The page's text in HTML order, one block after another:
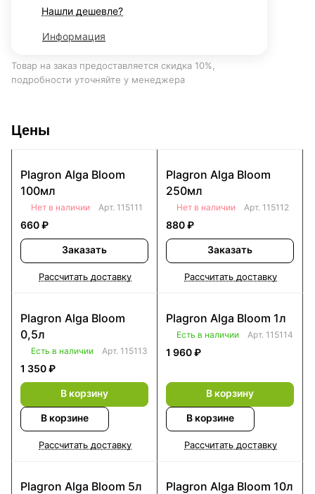
Нашли дешевле?
Информация
Товар на заказ предоставляется скидка 10%,
подробности уточняйте у менеджера
Цены
Plagron Alga Bloom
100мл
Нет в наличии Арт. 115111
660 ₽
Заказать
Рассчитать доставку
Plagron Alga Bloom
250мл
Нет в наличии Арт. 115112
880 ₽
Заказать
Рассчитать доставку
Plagron Alga Bloom
0,5л
Есть в наличии Арт. 115113
1 350 ₽
В корзину
В корзине
Рассчитать доставку
Plagron Alga Bloom 1л
Есть в наличии Арт. 115114
1 960 ₽
В корзину
В корзине
Рассчитать доставку
Plagron Alga Bloom 5л Plagron Alga Bloom 10л